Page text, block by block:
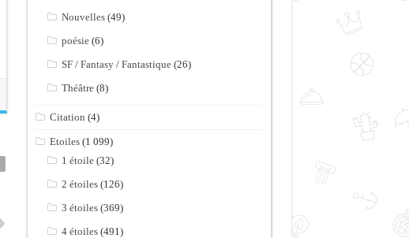
Nouvelles (49)
poésie (6)
SF / Fantasy / Fantastique (26)
Théâtre (8)
Citation (4)
Etoiles (1 099)
1 étoile (32)
2 étoiles (126)
3 étoiles (369)
4 étoiles (491)